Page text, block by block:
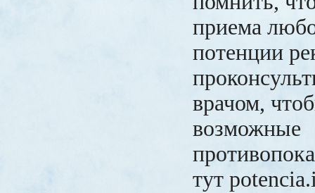
приема
потенции
врачом,
возможные
тут